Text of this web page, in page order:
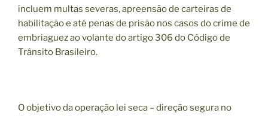
incluem multas severas, apreensão de carteiras de
habilitação e até penas de prisão nos casos do crime de
embriaguez ao volante do artigo 306 do Código de
Trânsito Brasileiro.
O objetivo da operação lei seca – direção segura no